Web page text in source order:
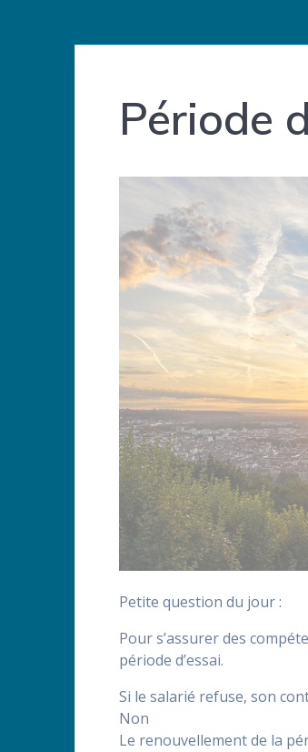
Période
Petite question du jour :
Pour s’assurer des
période d’essai.
Si le salarié refuse, son
Non
Le renouvellement de la